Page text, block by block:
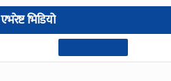
एभरेष्ट भिडियो